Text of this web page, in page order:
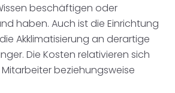
beschäftigen oder
haben. Auch ist die Einrichtung
Akklimatisierung an derartige
Die Kosten relativieren sich
beziehungsweise